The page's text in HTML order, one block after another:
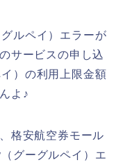
ルペイ）エラーが
サービスの申し込
）の利用上限金額
よ♪
格安航空券モール
グーグルペイ）エ